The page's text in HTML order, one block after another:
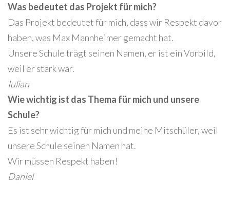
Was bedeutet das Projekt für mich?
Das Projekt bedeutet für mich, dass wir Respekt davor
haben, was Max Mannheimer gemacht hat.
Unsere Schule trägt seinen Namen, er ist ein Vorbild,
weil er stark war.
Iulian
Wie wichtig ist das Thema für mich und unsere
Schule?
Es ist sehr wichtig für mich und meine Mitschüler, weil
unsere Schule seinen Namen hat.
Wir müssen Respekt haben!
Daniel